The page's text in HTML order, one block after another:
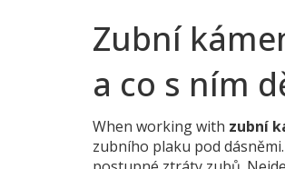
Zubní
a co s ním
When working with zubní
zubního plaku pod dásněmi